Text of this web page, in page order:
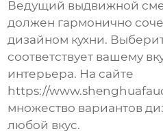
Ведущий выдвижной
должен гармонично
дизайном кухни.
соответствует вашему
интерьера. На сайте
https://
множество вариантов
любой вкус.